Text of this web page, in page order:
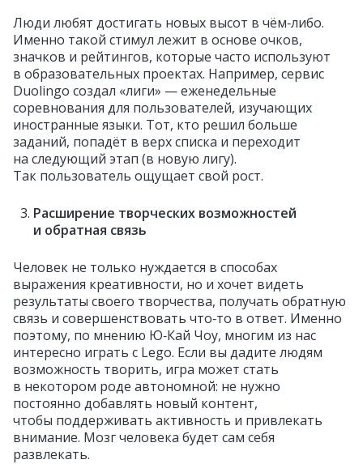
Люди любят достигать новых высот в чём‑либо.
Именно такой стимул лежит в основе очков,
значков и рейтингов, которые часто используют
в образовательных проектах. Например, сервис
Duolingo создал «лиги» — еженедельные
соревнования для пользователей, изучающих
иностранные языки. Тот, кто решил больше
заданий, попадёт в верх списка и переходит
на следующий этап (в новую лигу).
Так пользователь ощущает свой рост.
Расширение творческих возможностей
и обратная связь
Человек не только нуждается в способах
выражения креативности, но и хочет видеть
результаты своего творчества, получать обратную
связь и совершенствовать что‑то в ответ. Именно
поэтому, по мнению Ю‑Кай Чоу, многим из нас
интересно играть с Lego. Если вы дадите людям
возможность творить, игра может стать
в некотором роде автономной: не нужно
постоянно добавлять новый контент,
чтобы поддерживать активность и привлекать
внимание. Мозг человека будет сам себя
развлекать.